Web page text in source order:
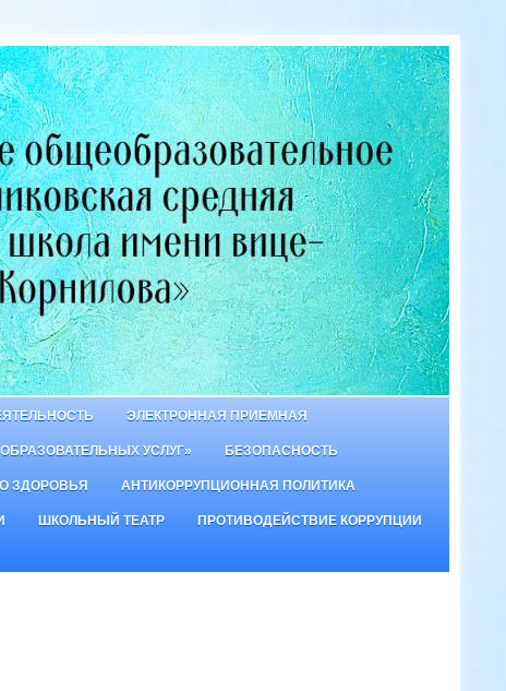
ЭЛЕКТРОННАЯ ПРИЕМНАЯ
УСЛУГ» БЕЗОПАСНОСТЬ
ЗДОРОВЬЯ АНТИКОРРУПЦИОННАЯ ПОЛИТИКА
ШКОЛЬНЫЙ ТЕАТР ПРОТИВОДЕЙСТВИЕ КОРРУПЦИИ